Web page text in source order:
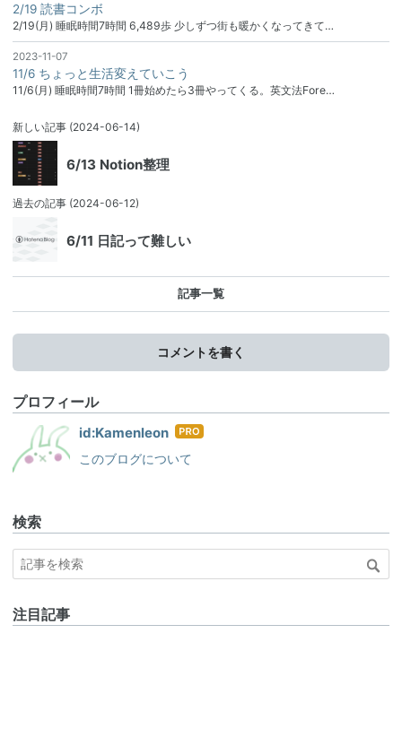
2/19 読書コンボ
2/19(月) 睡眠時間7時間 6,489歩 少しずつ街も暖かくなってきて…
2023-11-07
11/6 ちょっと生活変えていこう
11/6(月) 睡眠時間7時間 1冊始めたら3冊やってくる。英文法Fore…
新しい記事 (2024-06-14)
6/13 Notion整理
過去の記事 (2024-06-12)
6/11 日記って難しい
記事一覧
コメントを書く
プロフィール
id:Kamenleon はて
ログ
このブログについて
検索
注目記事